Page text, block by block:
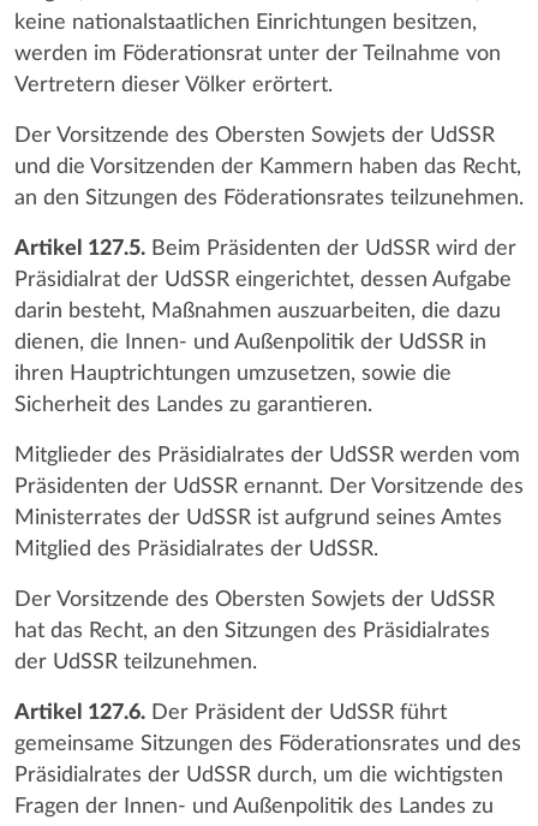
keine nationalstaatlichen Einrichtungen besitzen,
werden im Föderationsrat unter der Teilnahme von
Vertretern dieser Völker erörtert.
Der Vorsitzende des Obersten Sowjets der UdSSR
und die Vorsitzenden der Kammern haben das Recht,
an den Sitzungen des Föderationsrates teilzunehmen.
Artikel 127.5. Beim Präsidenten der UdSSR wird der
Präsidialrat der UdSSR eingerichtet, dessen Aufgabe
darin besteht, Maßnahmen auszuarbeiten, die dazu
dienen, die Innen- und Außenpolitik der UdSSR in
ihren Hauptrichtungen umzusetzen, sowie die
Sicherheit des Landes zu garantieren.
Mitglieder des Präsidialrates der UdSSR werden vom
Präsidenten der UdSSR ernannt. Der Vorsitzende des
Ministerrates der UdSSR ist aufgrund seines Amtes
Mitglied des Präsidialrates der UdSSR.
Der Vorsitzende des Obersten Sowjets der UdSSR
hat das Recht, an den Sitzungen des Präsidialrates
der UdSSR teilzunehmen.
Artikel 127.6. Der Präsident der UdSSR führt
gemeinsame Sitzungen des Föderationsrates und des
Präsidialrates der UdSSR durch, um die wichtigsten
Fragen der Innen- und Außenpolitik des Landes zu